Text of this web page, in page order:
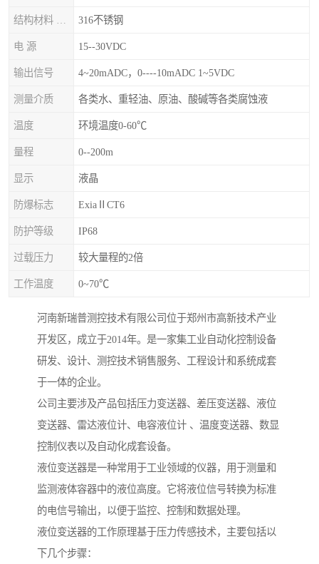
316不锈钢
电 源 15--30VDC
输出信号 4~20mADC，0----10mADC 1~5VDC
测量介质 各类水、重轻油、原油、酸碱等各类腐蚀液
温度 环境温度0-60℃
量程 0--200m
显示 液晶
防爆标志 ExiaⅡCT6
防护等级 IP68
过载压力 较大量程的2倍
工作温度 0~70℃
河南新瑞普测控技术有限公司位于郑州市高新技术产业
开发区，成立于2014年。是一家集工业自动化控制设备
研发、设计、测控技术销售服务、工程设计和系统成套
于一体的企业。
公司主要涉及产品包括压力变送器、差压变送器、液位
变送器、雷达液位计、电容液位计 、温度变送器、数显
控制仪表以及自动化成套设备。
液位变送器是一种常用于工业领域的仪器，用于测量和
监测液体容器中的液位高度。它将液位信号转换为标准
的电信号输出，以便于监控、控制和数据处理。
液位变送器的工作原理基于压力传感技术，主要包括以
下几个步骤：